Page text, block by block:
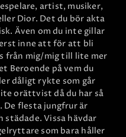
artist, musiker,
Dior. Det du bör akta
Även om du inte gillar
inne att för att bli
från mig/mig till lite mer
Beroende på vem du
dåligt rykte som går
orättvist då du har så
De flesta jungfrur är
Vissa hävdar
som bara håller